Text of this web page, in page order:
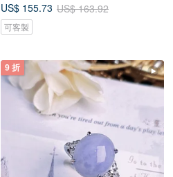
US$ 155.73 US$ 163.92
可客製
9 折